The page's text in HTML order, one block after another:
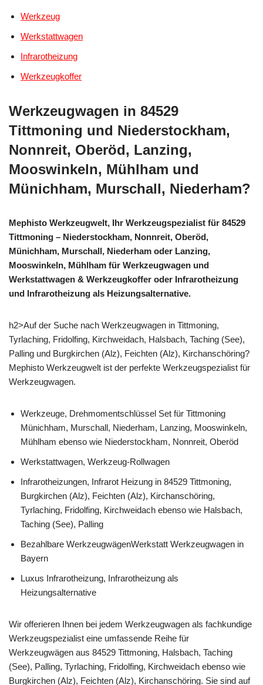
Werkzeug
Werkstattwagen
Infrarotheizung
Werkzeugkoffer
Werkzeugwagen in 84529
Tittmoning und Niederstockham,
Nonnreit, Oberöd, Lanzing,
Mooswinkeln, Mühlham und
Münichham, Murschall, Niederham?
Mephisto Werkzeugwelt, Ihr Werkzeugspezialist für 84529
Tittmoning – Niederstockham, Nonnreit, Oberöd,
Münichham, Murschall, Niederham oder Lanzing,
Mooswinkeln, Mühlham für Werkzeugwagen und
Werkstattwagen & Werkzeugkoffer oder Infrarotheizung
und Infrarotheizung als Heizungsalternative.
h2>Auf der Suche nach Werkzeugwagen in Tittmoning,
Tyrlaching, Fridolfing, Kirchweidach, Halsbach, Taching (See),
Palling und Burgkirchen (Alz), Feichten (Alz), Kirchanschöring?
Mephisto Werkzeugwelt ist der perfekte Werkzeugspezialist für
Werkzeugwagen.
Werkzeuge, Drehmomentschlüssel Set für Tittmoning
Münichham, Murschall, Niederham, Lanzing, Mooswinkeln,
Mühlham ebenso wie Niederstockham, Nonnreit, Oberöd
Werkstattwagen, Werkzeug-Rollwagen
Infrarotheizungen, Infrarot Heizung in 84529 Tittmoning,
Burgkirchen (Alz), Feichten (Alz), Kirchanschöring,
Tyrlaching, Fridolfing, Kirchweidach ebenso wie Halsbach,
Taching (See), Palling
Bezahlbare WerkzeugwägenWerkstatt Werkzeugwagen in
Bayern
Luxus Infrarotheizung, Infrarotheizung als
Heizungsalternative
Wir offerieren Ihnen bei jedem Werkzeugwagen als fachkundige
Werkzeugspezialist eine umfassende Reihe für
Werkzeugwägen aus 84529 Tittmoning, Halsbach, Taching
(See), Palling, Tyrlaching, Fridolfing, Kirchweidach ebenso wie
Burgkirchen (Alz), Feichten (Alz), Kirchanschöring. Sie sind auf